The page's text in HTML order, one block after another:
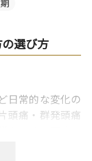
選び方
日常的な変化の
頭痛・群発頭痛
症が起きたり、